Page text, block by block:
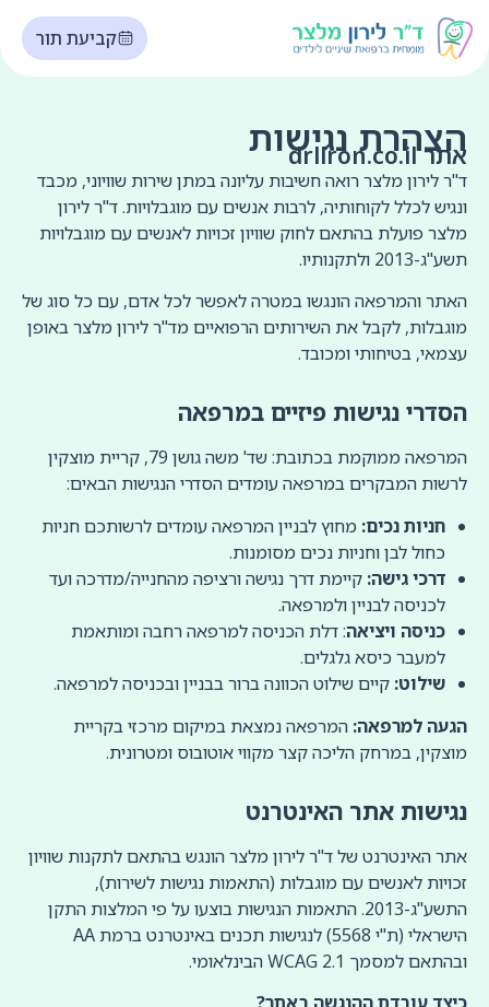
קביעת תור
הצהרת נגישות
אתר drliron.co.il
ד"ר לירון מלצר רואה חשיבות עליונה במתן שירות שוויוני, מכבד
ונגיש לכלל לקוחותיה, לרבות אנשים עם מוגבלויות. ד"ר לירון
מלצר פועלת בהתאם לחוק שוויון זכויות לאנשים עם מוגבלויות
תשע"ג-2013 ולתקנותיו.
האתר והמרפאה הונגשו במטרה לאפשר לכל אדם, עם כל סוג של
מוגבלות, לקבל את השירותים הרפואיים מד"ר לירון מלצר באופן
עצמאי, בטיחותי ומכובד.
הסדרי נגישות פיזיים במרפאה
המרפאה ממוקמת בכתובת: שד' משה גושן 79, קריית מוצקין
לרשות המבקרים במרפאה עומדים הסדרי הנגישות הבאים:
חניות נכים: מחוץ לבניין המרפאה עומדים לרשותכם חניות
כחול לבן וחניות נכים מסומנות.
דרכי גישה: קיימת דרך נגישה ורציפה מהחנייה/מדרכה ועד
לכניסה לבניין ולמרפאה.
כניסה ויציאה: דלת הכניסה למרפאה רחבה ומותאמת
למעבר כיסא גלגלים.
שילוט: קיים שילוט הכוונה ברור בבניין ובכניסה למרפאה.
הגעה למרפאה: המרפאה נמצאת במיקום מרכזי בקריית
מוצקין, במרחק הליכה קצר מקווי אוטובוס ומטרונית.
נגישות אתר האינטרנט
אתר האינטרנט של ד"ר לירון מלצר הונגש בהתאם לתקנות שוויון
זכויות לאנשים עם מוגבלות (התאמות נגישות לשירות),
התשע"ג-2013. התאמות הנגישות בוצעו על פי המלצות התקן
הישראלי (ת"י 5568) לנגישות תכנים באינטרנט ברמת AA
ובהתאם למסמך WCAG 2.1 הבינלאומי.